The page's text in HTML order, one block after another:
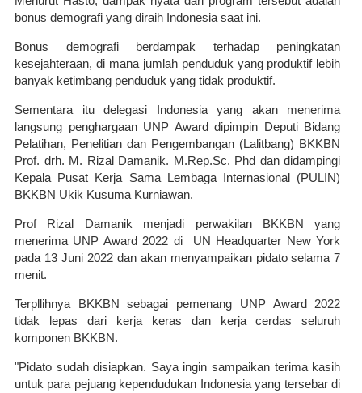
bonus demografi yang diraih Indonesia saat ini.
Bonus demografi berdampak terhadap peningkatan
kesejahteraan, di mana jumlah penduduk yang produktif lebih
banyak ketimbang penduduk yang tidak produktif.
Sementara itu delegasi Indonesia yang akan menerima
langsung penghargaan UNP Award dipimpin Deputi Bidang
Pelatihan, Penelitian dan Pengembangan (Lalitbang) BKKBN
Prof. drh. M. Rizal Damanik. M.Rep.Sc. Phd dan didampingi
Kepala Pusat Kerja Sama Lembaga Internasional (PULIN)
BKKBN Ukik Kusuma Kurniawan.
Prof Rizal Damanik menjadi perwakilan BKKBN yang
menerima UNP Award 2022 di UN Headquarter New York
pada 13 Juni 2022 dan akan menyampaikan pidato selama 7
menit.
Terpllihnya BKKBN sebagai pemenang UNP Award 2022
tidak lepas dari kerja keras dan kerja cerdas seluruh
komponen BKKBN.
"Pidato sudah disiapkan. Saya ingin sampaikan terima kasih
untuk para pejuang kependudukan Indonesia yang tersebar di